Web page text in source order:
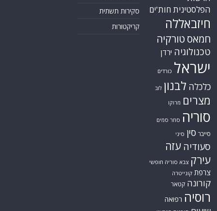
הפלסטינית חות'ים
חיזבאללה
חמאס טורקיה
טכנולוגיה ירדן
ישראל כורדים
כלכלה לבנון לוב
מצרים מרוקו
סוריה סחר סמים
סייבר סין סיני
סעודיה עזה
עירק צבא סוריה חופשי
צרפת קונייטרה
קורונה קטאר
רוסיה רפואה
סקירות תשתית
קריקטורות